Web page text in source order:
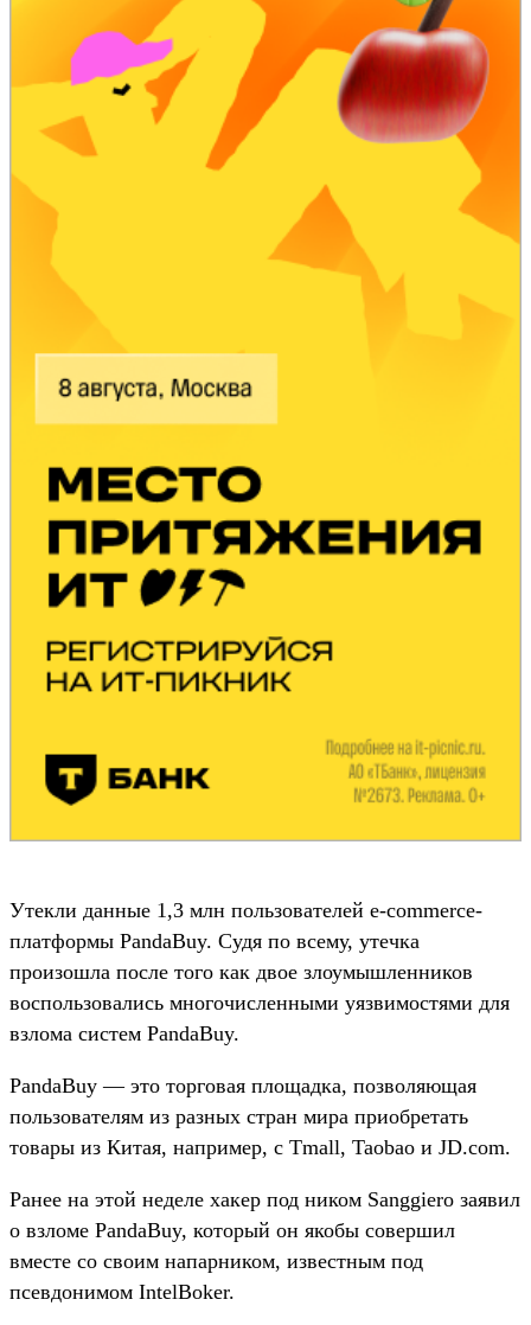
Утекли данные 1,3 млн пользователей e-commerce-
платформы PandaBuy. Судя по всему, утечка
произошла после того как двое злоумышленников
воспользовались многочисленными уязвимостями для
взлома систем PandaBuy.
PandaBuy — это торговая площадка, позволяющая
пользователям из разных стран мира приобретать
товары из Китая, например, с Tmall, Taobao и JD.com.
Ранее на этой неделе хакер под ником Sanggiero заявил
о взломе PandaBuy, который он якобы совершил
вместе со своим напарником, известным под
псевдонимом IntelBoker.